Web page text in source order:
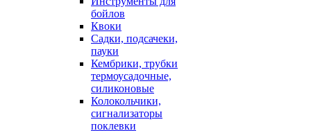
бойлов
Квоки
Садки, подсачеки,
пауки
Кембрики, трубки
термоусадочные,
силиконовые
Колокольчики,
сигнализаторы
поклевки